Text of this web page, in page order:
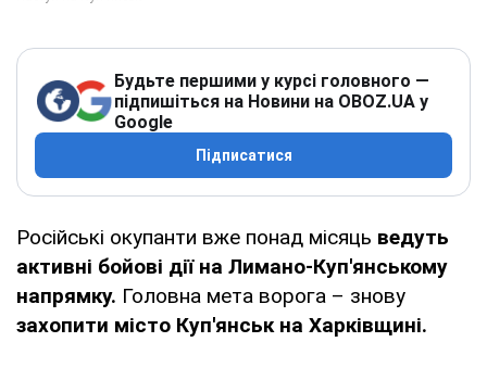
Будьте першими у курсі головного —
підпишіться на Новини на OBOZ.UA у
Google
Підписатися
Російські окупанти вже понад місяць ведуть
активні бойові дії на Лимано-Куп'янському
напрямку. Головна мета ворога – знову
захопити місто Куп'янськ на Харківщині.